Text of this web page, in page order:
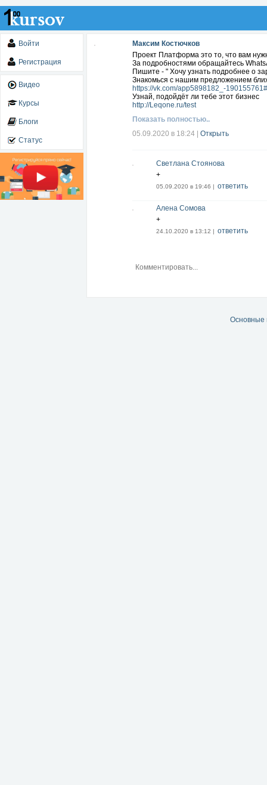
Войти
Регистрация
Видео
Курсы
Блоги
Статус
Максим Костючков
Проект Платформа это то, что вам
За подробностями обращайтесь
Пишите - " Хочу узнать подробнее о
Знакомься с нашим предложением
https://vk.com/app5898182_-
Узнай, подойдёт ли тебе этот бизнес
http://Leqone.ru/test
Показать полностью..
05.09.2020 в 18:24
Открыть
Светлана Стоянова
+
05.09.2020 в 19:46 | ответить
Алена Сомова
+
24.10.2020 в 13:12 | ответить
Основные